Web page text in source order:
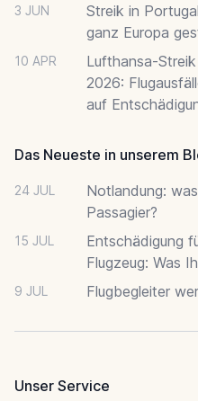
3 JUN
Streik in
ganz Europa
10 APR
Lufthansa-Streik
2026:
auf
Das Neueste in unserem
24 JUL
Notlandung:
Passagier?
15 JUL
Entschädigung
Flugzeug: Was
9 JUL Flugbegleiter
Unser Service